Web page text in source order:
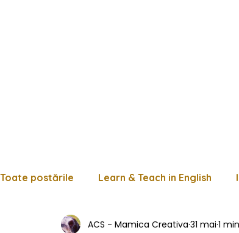
Toate postările Learn & Teach in English
Limba română Matematică Istorie
ACS - Mamica Creativa 31 mai 1